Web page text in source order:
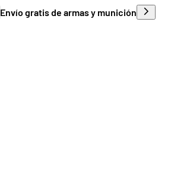
Envío gratis de armas y munición